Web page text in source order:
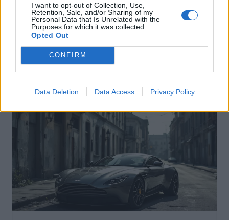
I want to opt-out of Collection, Use,
Retention, Sale, and/or Sharing of my
Personal Data that Is Unrelated with the
Purposes for which it was collected.
Opted Out
CONFIRM
Data Deletion Data Access Privacy Policy
Actus Info
Pourquoi le bouton start/stop disparaît
des voitures électriques